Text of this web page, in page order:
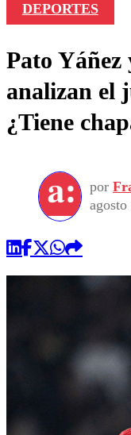
DEPORTES
Pato
analizan el
¿Tiene
por